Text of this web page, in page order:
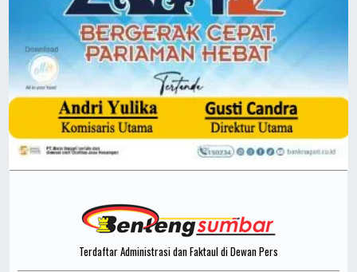
Terdaftar Administrasi dan Faktaul di Dewan Pers